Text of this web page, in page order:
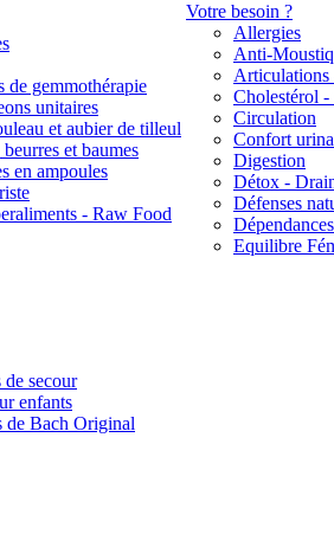
de gemmothérapie
unitaires
et aubier de tilleul
et baumes
en ampoules
- Raw Food
Votre besoin ?
Allergies
Anti-
Articulations
Cholestérol
Circulation
Confort
Digestion
Détox -
Défenses
Equilibre
de secour
enfants
de Bach Original